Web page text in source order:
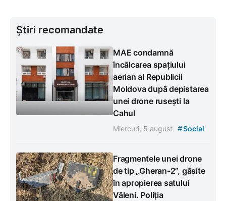
Știri recomandate
MAE condamnă
încălcarea spațiului
aerian al Republicii
Moldova după depistarea
unei drone rusești la
Cahul
Miercuri, 5 august #Social
Fragmentele unei drone
de tip „Gheran-2”, găsite
în apropierea satului
Văleni. Poliția